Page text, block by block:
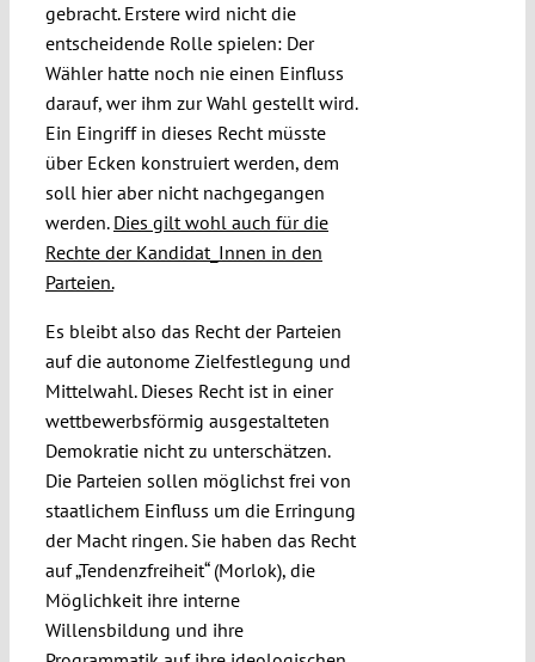
gebracht. Erstere wird nicht die
entscheidende Rolle spielen: Der
Wähler hatte noch nie einen Einfluss
darauf, wer ihm zur Wahl gestellt wird.
Ein Eingriff in dieses Recht müsste
über Ecken konstruiert werden, dem
soll hier aber nicht nachgegangen
werden. Dies gilt wohl auch für die
Rechte der Kandidat_Innen in den
Parteien.
Es bleibt also das Recht der Parteien
auf die autonome Zielfestlegung und
Mittelwahl. Dieses Recht ist in einer
wettbewerbsförmig ausgestalteten
Demokratie nicht zu unterschätzen.
Die Parteien sollen möglichst frei von
staatlichem Einfluss um die Erringung
der Macht ringen. Sie haben das Recht
auf „Tendenzfreiheit“ (Morlok), die
Möglichkeit ihre interne
Willensbildung und ihre